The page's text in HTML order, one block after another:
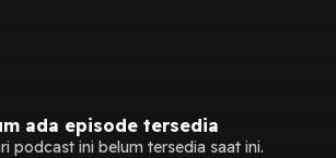
ada episode tersedia
podcast ini belum tersedia saat ini.